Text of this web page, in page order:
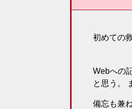
初めての
Webへの
と思う。
備忘も兼